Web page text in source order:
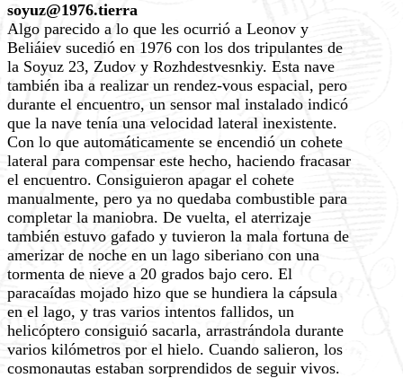
soyuz@1976.tierra
Algo parecido a lo que les ocurrió a Leonov y
Beliáiev sucedió en 1976 con los dos tripulantes de
la Soyuz 23, Zudov y Rozhdestvesnkiy. Esta nave
también iba a realizar un rendez-vous espacial, pero
durante el encuentro, un sensor mal instalado indicó
que la nave tenía una velocidad lateral inexistente.
Con lo que automáticamente se encendió un cohete
lateral para compensar este hecho, haciendo fracasar
el encuentro. Consiguieron apagar el cohete
manualmente, pero ya no quedaba combustible para
completar la maniobra. De vuelta, el aterrizaje
también estuvo gafado y tuvieron la mala fortuna de
amerizar de noche en un lago siberiano con una
tormenta de nieve a 20 grados bajo cero. El
paracaídas mojado hizo que se hundiera la cápsula
en el lago, y tras varios intentos fallidos, un
helicóptero consiguió sacarla, arrastrándola durante
varios kilómetros por el hielo. Cuando salieron, los
cosmonautas estaban sorprendidos de seguir vivos.